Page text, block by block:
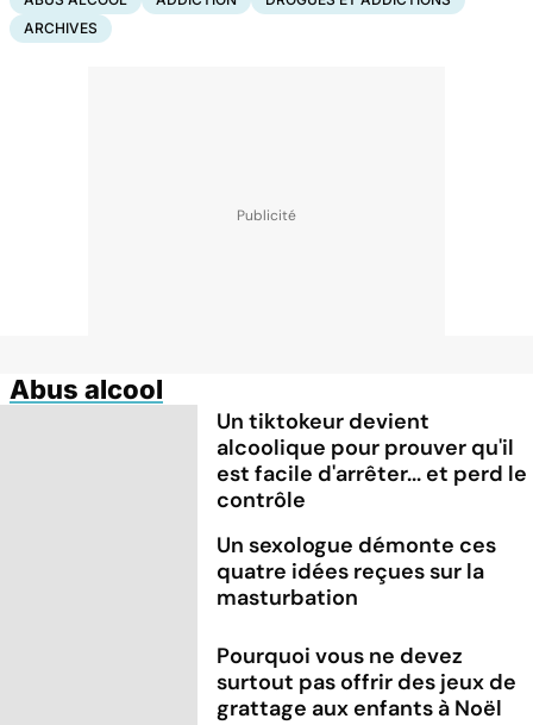
ARCHIVES
Abus alcool
Un tiktokeur devient
alcoolique pour prouver qu'il
est facile d'arrêter... et perd le
contrôle
Un sexologue démonte ces
quatre idées reçues sur la
masturbation
Pourquoi vous ne devez
surtout pas offrir des jeux de
grattage aux enfants à Noël